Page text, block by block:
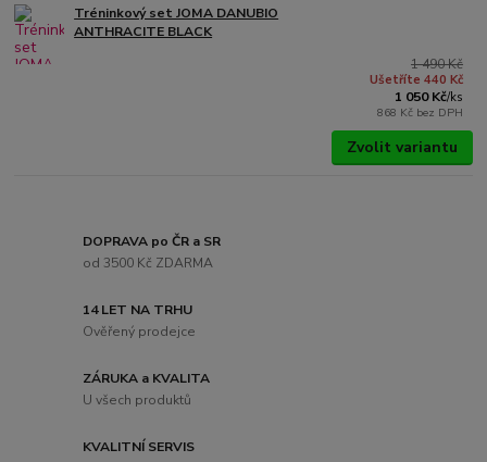
Tréninkový set JOMA DANUBIO
ANTHRACITE BLACK
1 490 Kč
Ušetříte 440 Kč
1 050 Kč/ks
868 Kč bez DPH
Zvolit variantu
DOPRAVA po ČR a SR
od 3500 Kč ZDARMA
14 LET NA TRHU
Ověřený prodejce
ZÁRUKA a KVALITA
U všech produktů
KVALITNÍ SERVIS